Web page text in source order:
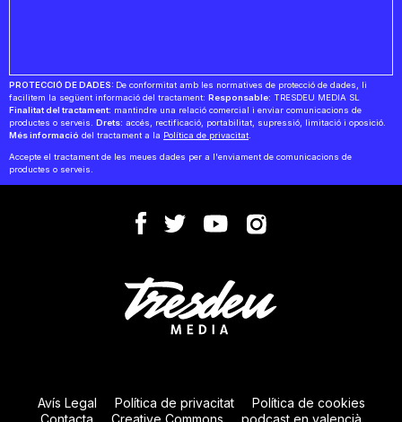
PROTECCIÓ DE DADES: De conformitat amb les normatives de protecció de dades, li
facilitem la següent informació del tractament: Responsable: TRESDEU MEDIA SL
Finalitat del tractament: mantindre una relació comercial i enviar comunicacions de
productes o serveis. Drets: accés, rectificació, portabilitat, supressió, limitació i oposició.
Més informació del tractament a la Política de privacitat.
Accepte el tractament de les meues dades per a l'enviament de comunicacions de
productes o serveis.
Avís Legal Política de privacitat
Política de cookies
Contacta
Creative Commons
podcast en valencià